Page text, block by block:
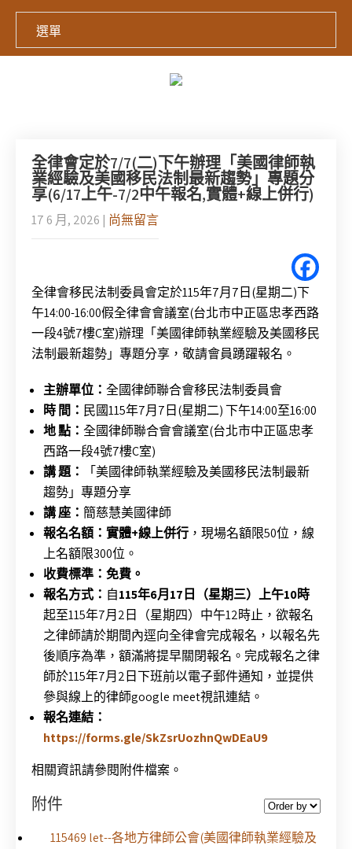
選單
全律會定於7/7(二)下午辦理「美國律師執
業經驗及美國移民法制最新趨勢」專題分
享(6/17上午-7/2中午報名,實體+線上併行)
17 6 月, 2026 | 尚無留言
全律會移民法制委員會定於115年7月7日(星期二)下
午14:00-16:00假全律會會議室(台北市中正區忠孝西路
一段4號7樓C室)辦理「美國律師執業經驗及美國移民
法制最新趨勢」專題分享，敬請會員踴躍報名。
主辦單位： 全國律師聯合會移民法制委員會
時 間： 民國115年7月7日(星期二) 下午14:00至16:00
地 點： 全國律師聯合會會議室(台北市中正區忠孝
西路一段4號7樓C室)
講 題：
「美國律師執業經驗及美國移民法制最新
趨勢」專題分享
講 座： 簡慈慧美國律師
報名名額：實體+線上併行 ，現場名額限50位，線
上名額限300位。
收費標準：免費。
報名方式： 自115年6月17日（星期三）上午10時
起至115年7月2日（星期四）中午12時止，欲報名
之律師請於期間內逕向全律會完成報名，以報名先
後順序為準，額滿將提早關閉報名。完成報名之律
師於115年7月2日下班前以電子郵件通知，並提供
參與線上的律師google meet視訊連結。
報名連結：
https://forms.gle/SkZsrUozhnQwDEaU9
相關資訊請參閱附件檔案。
附件
115469 let--各地方律師公會(美國律師執業經驗及